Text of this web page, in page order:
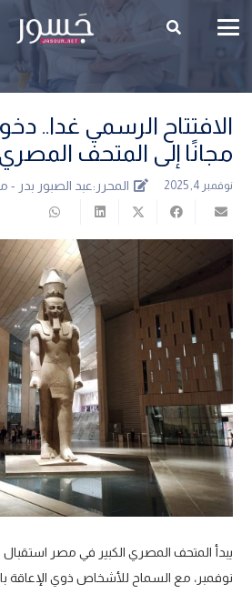
الافتتاح الرسمي غدا..
مجانًا إلى المتحف المصري
نوفمبر 4, 2025 المحرر:عبد الصبور بدر -
نوفمبر، مع السماح للأشخاص ذوي الإعاقة